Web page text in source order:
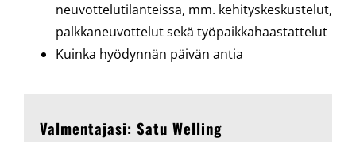
neuvottelutilanteissa, mm. kehityskeskustelut,
palkkaneuvottelut sekä työpaikkahaastattelut
Kuinka hyödynnän päivän antia
Valmentajasi: Satu Welling